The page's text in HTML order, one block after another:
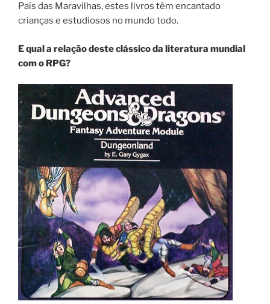
País das Maravilhas, estes livros têm encantado
crianças e estudiosos no mundo todo.
E qual a relação deste clássico da literatura mundial
com o RPG?